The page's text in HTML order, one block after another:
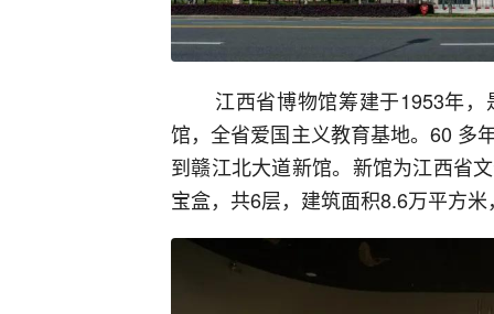
江西省博物馆筹建于1953年
馆，全省爱国主义教育基地。60 多
到赣江北大道新馆。新馆为江西省
宝盒，共6层，建筑面积8.6万平方